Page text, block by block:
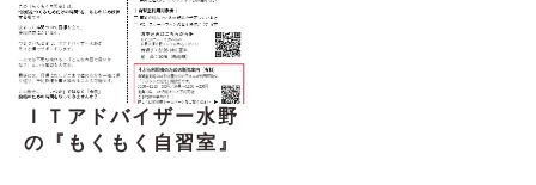
ＩＴアドバイザー水野
の『もくもく自習室』